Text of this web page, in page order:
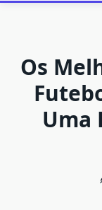
Os
Uma